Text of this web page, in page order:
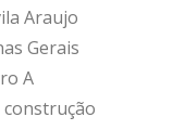
Araujo
Gerais
A
construção